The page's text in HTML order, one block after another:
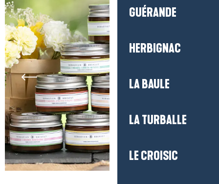
GUÉRANDE
HERBIGNAC
LA BAULE
LA TURBALLE
LE CROISIC